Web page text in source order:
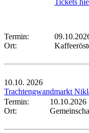
Termin:
Ort:
10.10. 2026
Trachtengwandmarkt
Termin:
10.10.2026
Ort: